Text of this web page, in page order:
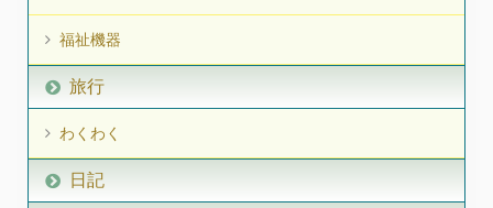
福祉機器
旅行
わくわく
日記